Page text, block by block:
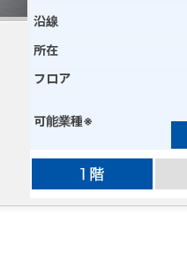
沿線
所在
フロア
可能業種※